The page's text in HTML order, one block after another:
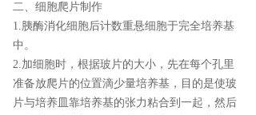
二、细胞爬片制作
1.胰酶消化细胞后计数重悬细胞于完全培养基
中。
2.加细胞时，根据玻片的大小，先在每个孔里
准备放爬片的位置滴少量培养基，目的是使玻
片与培养皿靠培养基的张力粘合到一起，然后